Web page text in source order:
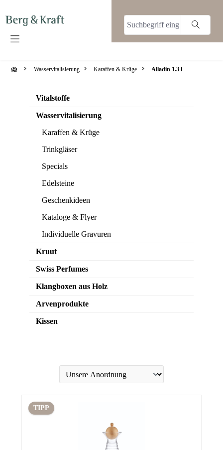
Wasservitalisierung Karaffen & Krüge Alladin 1.3 l
Vitalstoffe
Wasservitalisierung
Karaffen & Krüge
Trinkgläser
Specials
Edelsteine
Geschenkideen
Kataloge & Flyer
Individuelle Gravuren
Kruut
Swiss Perfumes
Klangboxen aus Holz
Arvenprodukte
Kissen
TIPP